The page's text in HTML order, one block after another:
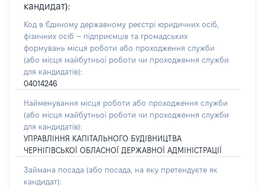
кандидат):
Код в Єдиному державному реєстрі юридичних осіб,
фізичних осіб – підприємців та громадських
формувань місця роботи або проходження служби
(або місця майбутньої роботи чи проходження служби
для кандидатів):
04014246
Найменування місця роботи або проходження служби
(або місця майбутньої роботи чи проходження служби
для кандидатів):
УПРАВЛІННЯ КАПІТАЛЬНОГО БУДІВНИЦТВА
ЧЕРНІГІВСЬКОЇ ОБЛАСНОЇ ДЕРЖАВНОЇ АДМІНІСТРАЦІЇ
Займана посада (або посада, на яку претендуєте як
кандидат):